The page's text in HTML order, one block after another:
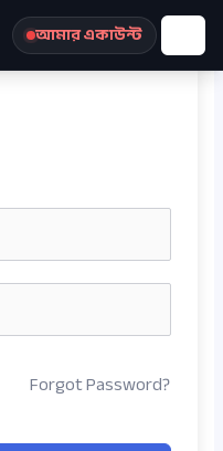
আমার একাউন্ট
Forgot Password?